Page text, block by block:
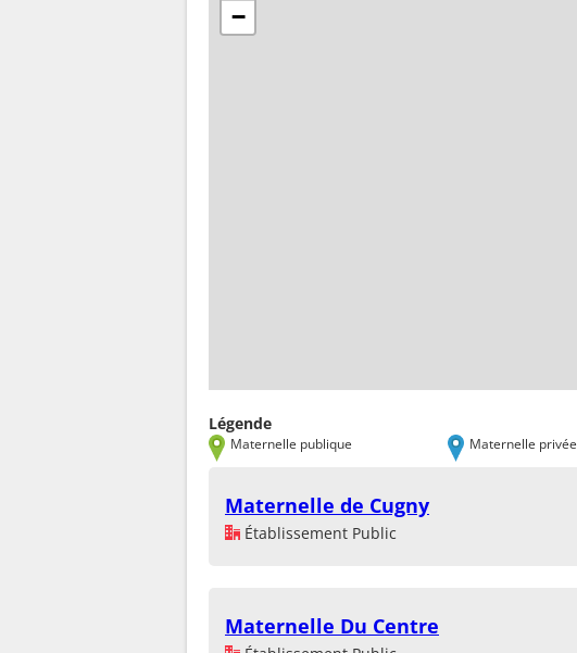
−
Légende
Maternelle publique Maternelle privée
Maternelle de Cugny
Établissement Public
Maternelle Du Centre